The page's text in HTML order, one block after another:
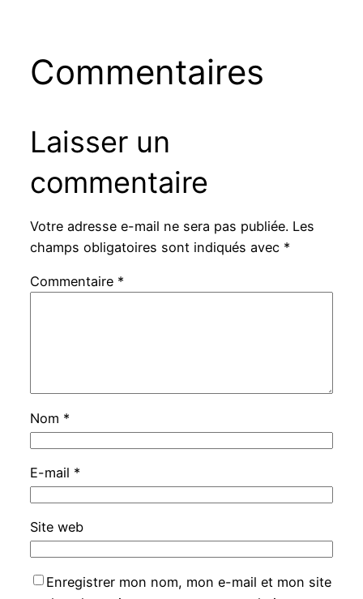
Commentaires
Laisser un
commentaire
Votre adresse e-mail ne sera pas publiée. Les
champs obligatoires sont indiqués avec *
Commentaire *
Nom *
E-mail *
Site web
Enregistrer mon nom, mon e-mail et mon site